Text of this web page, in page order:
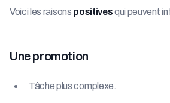
Voici les raisons positivesqui peuvent
Une promotion
Tâche plus complexe.